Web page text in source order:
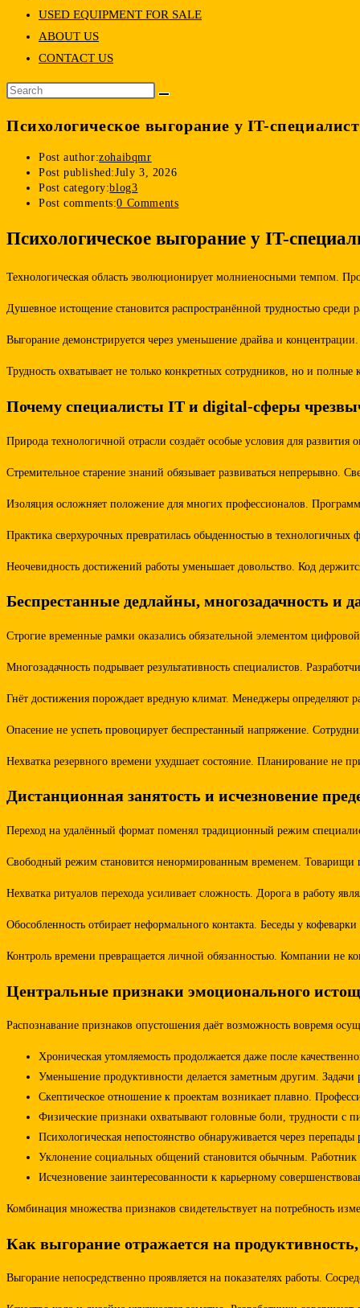
USED EQUIPMENT FOR SALE
ABOUT US
CONTACT US
Психологическое выгорание у IT-
Post author:zohaibqmr
Post published:July 3, 2026
Post category:blog3
Post comments:0 Comments
Психологическое выгорание у IT-
Технологическая область эволюционирует молниеносными темпом.
Душевное истощение становится распространённой трудностью
Выгорание демонстрируется через уменьшение драйва и
Трудность охватывает не только конкретных сотрудников, но и
Почему специалисты IT и digital-сферы
Природа технологичной отрасли создаёт особые условия для
Стремительное старение знаний обязывает развиваться непрерывно.
Изоляция осложняет положение для многих профессионалов.
Практика сверхурочных превратилась обыденностью в
Неочевидность достижений работы уменьшает довольство. Код
Беспрестанные дедлайны, многозадачность и
Строгие временные рамки оказались обязательной элементом
Многозадачность подрывает результативность специалистов.
Гнёт достижения порождает вредную климат. Менеджеры определяют
Опасение не успеть провоцирует беспрестанный напряжение.
Нехватка резервного времени ухудшает состояние. Планирование не
Дистанционная занятость и исчезновение
Переход на удалённый формат поменял традиционный режим
Свободный режим становится ненормированным временем. Товарищи
Нехватка ритуалов перехода усиливает сложность. Дорога в работу
Обособленность отбирает неформального контакта. Беседы у
Контроль времени превращается личной обязанностью. Компании не
Центральные признаки эмоционального
Распознавание признаков опустошения даёт возможность вовремя
Хроническая утомляемость продолжается даже после
Уменьшение продуктивности делается заметным другим.
Скептическое отношение к проектам возникает плавно.
Физические признаки охватывают головные боли, трудности с
Психологическая непостоянство обнаруживается через
Уклонение социальных общений становится обычным. Работник
Исчезновение заинтересованности к карьерному
Комбинация множества признаков свидетельствует на потребность
Как выгорание отражается на
Выгорание непосредственно проявляется на показателях работы.